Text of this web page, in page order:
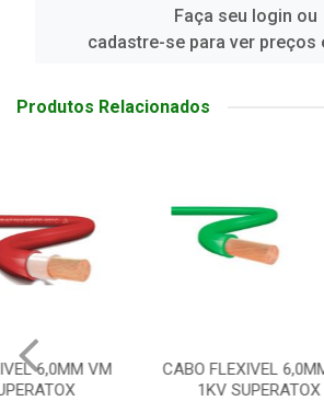
Faça seu login ou
cadastre-se para ver preços
Produtos Relacionados
CABO FLEXIVEL 6,0MM VD
1KV SUPERATOX
CABO